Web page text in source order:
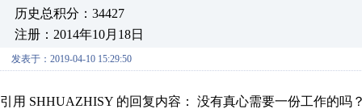
历史总积分：34427
注册：2014年10月18日
发表于：2019-04-10 15:29:50
引用 SHHUAZHISY 的回复内容： 没有真心需要一份工作的吗